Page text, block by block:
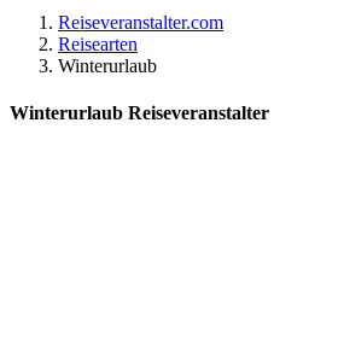
Reiseveranstalter.com
Reisearten
Winterurlaub
Winterurlaub Reiseveranstalter